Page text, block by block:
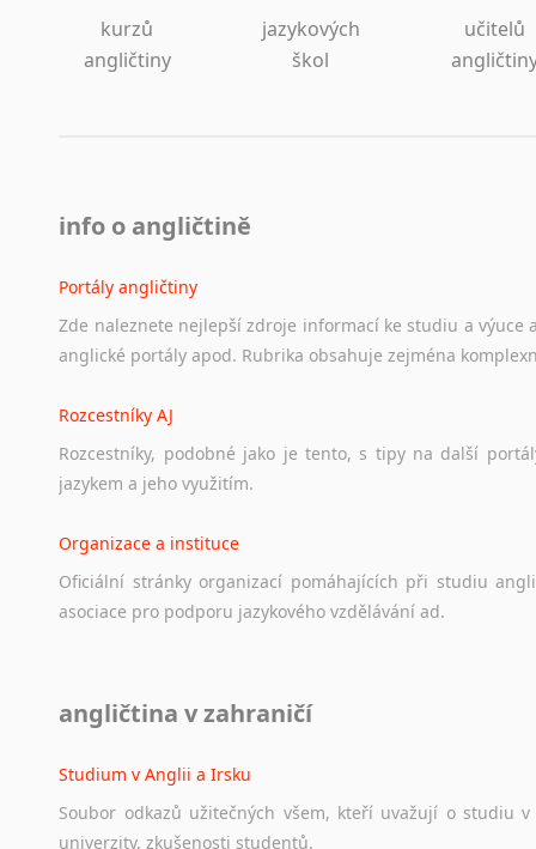
kurzů
angličtiny
jazykových
škol
učitelů
info o angličtině
Portály angličtiny
Zde naleznete nejlepší zdroje informací ke studiu a výuce
anglické portály apod. Rubrika obsahuje zejména
Rozcestníky AJ
Rozcestníky, podobné jako je tento, s tipy na další
jazykem a jeho využitím.
Organizace a instituce
Oficiální stránky organizací pomáhajících při studiu
asociace pro podporu jazykového vzdělávání ad.
Ať už se jedná o česká diskusní
angličtina v zahraničí
Studium v Anglii a Irsku
Soubor odkazů užitečných všem, kteří uvažují o studiu v
univerzity, zkušenosti studentů.